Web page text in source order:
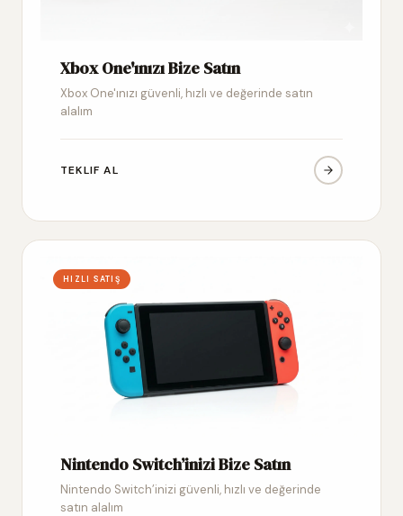
Xbox One'ınızı Bize Satın
Xbox One'ınızı güvenli, hızlı ve değerinde satın
alalım
TEKLIF AL
HIZLI SATIŞ
Nintendo Switch’inizi Bize Satın
Nintendo Switch’inizi güvenli, hızlı ve değerinde
satın alalım